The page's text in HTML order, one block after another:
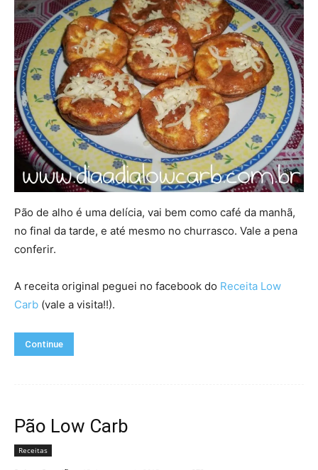
Pão de alho é uma delícia, vai bem como café da manhã,
no final da tarde, e até mesmo no churrasco. Vale a pena
conferir.
A receita original peguei no facebook do Receita Low
Carb (vale a visita!!).
Continue
Pão Low Carb
Receitas